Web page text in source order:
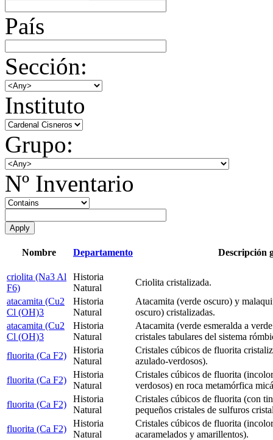
País
Sección:
Instituto
Grupo:
Nº Inventario
Nombre Departamento Descripción
criolita (Na3 Al
F6)
Historia
Natural
Criolita cristalizada.
atacamita (Cu2
Cl (OH)3
Historia
Natural
Atacamita (verde oscuro) y
oscuro) cristalizadas.
atacamita (Cu2
Cl (OH)3
Historia
Natural
Atacamita (verde esmeralda a
cristales tabulares del sistema
fluorita (Ca F2)
Historia
Natural
Cristales cúbicos de fluorita
azulado-verdosos).
fluorita (Ca F2)
Historia
Natural
Cristales cúbicos de fluorita
verdosos) en roca metamórfica
fluorita (Ca F2)
Historia
Natural
Cristales cúbicos de fluorita (con
pequeños cristales de sulfuros
fluorita (Ca F2)
Historia
Natural
Cristales cúbicos de fluorita
acaramelados y amarillentos).